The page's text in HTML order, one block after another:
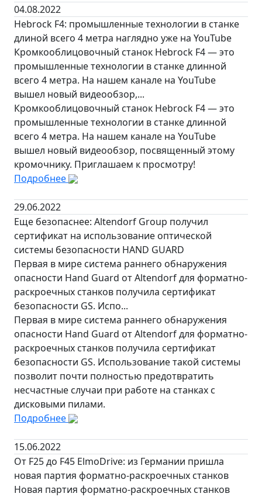
04.08.2022
Hebrock F4: промышленные технологии в станке
длиной всего 4 метра наглядно уже на YouTube
Кромкооблицовочный станок Hebrock F4 — это
промышленные технологии в станке длинной
всего 4 метра. На нашем канале на YouTube
вышел новый видеообзор,...
Кромкооблицовочный станок Hebrock F4 — это
промышленные технологии в станке длинной
всего 4 метра. На нашем канале на YouTube
вышел новый видеообзор, посвященный этому
кромочнику. Приглашаем к просмотру!
Подробнее
29.06.2022
Еще безопаснее: Altendorf Group получил
сертификат на использование оптической
системы безопасности HAND GUARD
Первая в мире система раннего обнаружения
опасности Hand Guard от Altendorf для форматно-
раскроечных станков получила сертификат
безопасности GS. Испо...
Первая в мире система раннего обнаружения
опасности Hand Guard от Altendorf для форматно-
раскроечных станков получила сертификат
безопасности GS. Использование такой системы
позволит почти полностью предотвратить
несчастные случаи при работе на станках с
дисковыми пилами.
Подробнее
15.06.2022
От F25 до F45 ElmoDrive: из Германии пришла
новая партия форматно-раскроечных станков
Новая партия форматно-раскроечных станков